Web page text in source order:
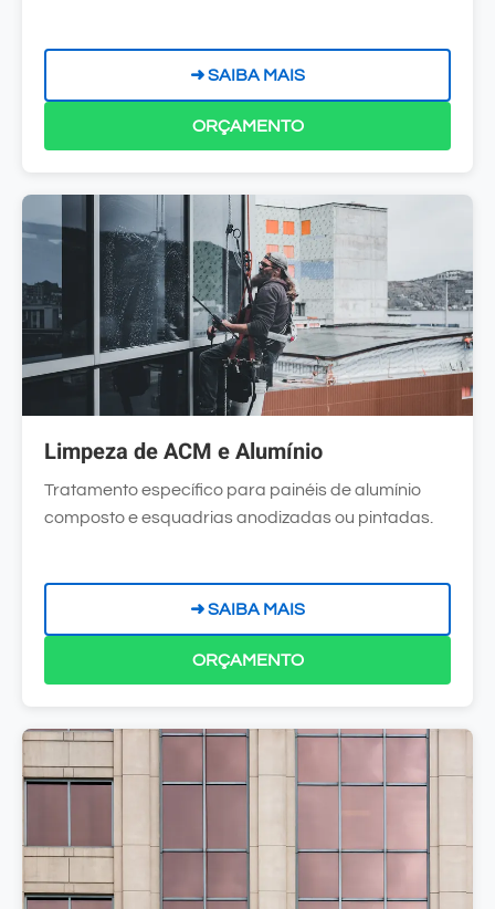
➜ SAIBA MAIS
ORÇAMENTO
Limpeza de ACM e Alumínio
Tratamento específico para painéis de alumínio
composto e esquadrias anodizadas ou pintadas.
➜ SAIBA MAIS
ORÇAMENTO